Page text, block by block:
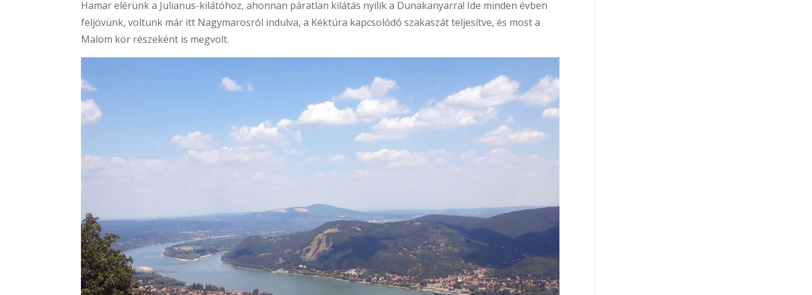
Hamar elérünk a Julianus-kilátóhoz, ahonnan páratlan kilátás nyílik a Dunakanyarra! Ide minden évben
feljövünk, voltunk már itt Nagymarosról indulva, a Kéktúra kapcsolódó szakaszát teljesítve, és most a
Malom kör részeként is megvolt.